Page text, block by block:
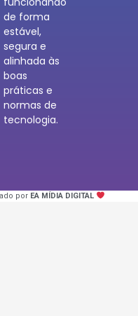
de forma
estável,
segura e
alinhada às
boas
práticas e
normas de
tecnologia.
por EA MÍDIA DIGITAL